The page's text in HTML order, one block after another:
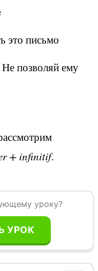
это письмо
позволяй ему
+ infinitif.
уроку?
УРОК